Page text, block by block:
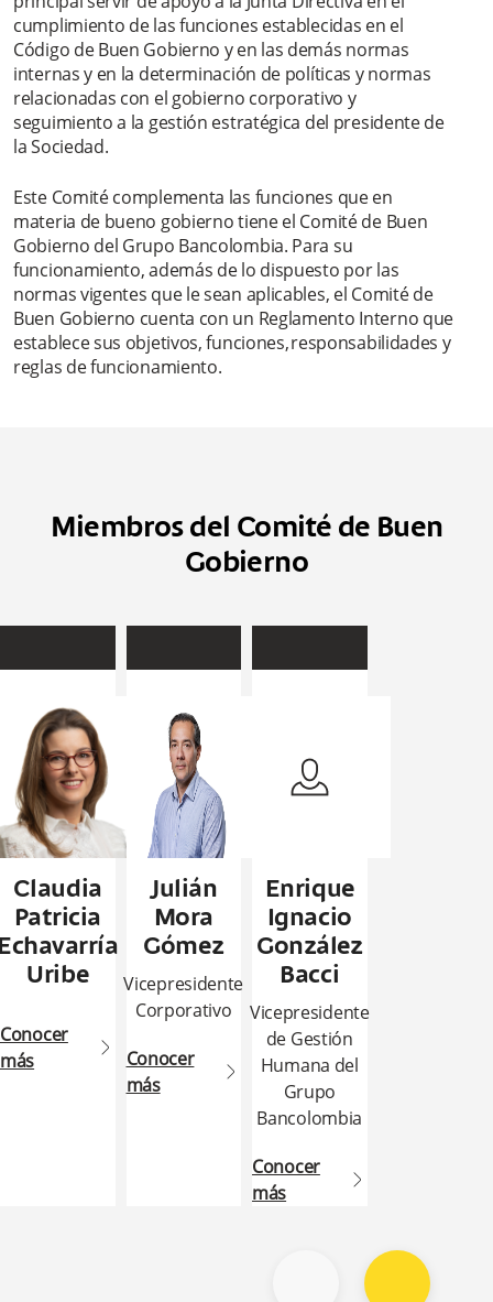
cumplimiento de las funciones establecidas en el
Código de Buen Gobierno y en las demás normas
internas y en la determinación de políticas y normas
relacionadas con el gobierno corporativo y
seguimiento a la gestión estratégica del presidente de
la Sociedad.
Este Comité complementa las funciones que en
materia de bueno gobierno tiene el Comité de Buen
Gobierno del Grupo Bancolombia. Para su
funcionamiento, además de lo dispuesto por las
normas vigentes que le sean aplicables, el Comité de
Buen Gobierno cuenta con un Reglamento Interno que
establece sus objetivos, funciones, responsabilidades y
reglas de funcionamiento.
Miembros del Comité de Buen
Gobierno
Claudia
Patricia
Uribe
Conocer
más
arrow2-right
Julián
Mora
Gómez
Vicepresidente
Corporativo
Conocer
más
arrow2-right
Enrique
Ignacio
González
Bacci
Vicepresidente
de Gestión
Humana del
Grupo
Bancolombia
Conocer
más
arrow2-right